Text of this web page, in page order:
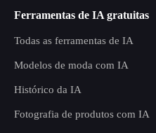
Ferramentas de IA gratuitas
Todas as ferramentas de IA
Modelos de moda com IA
Histórico da IA
Fotografia de produtos com IA